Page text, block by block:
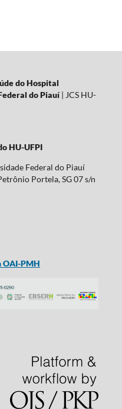
do Hospital
do Piauí| JCS HU-
HU-UFPI
Federal do Piauí
Portela, SG 07 s/n
OAI-PMH